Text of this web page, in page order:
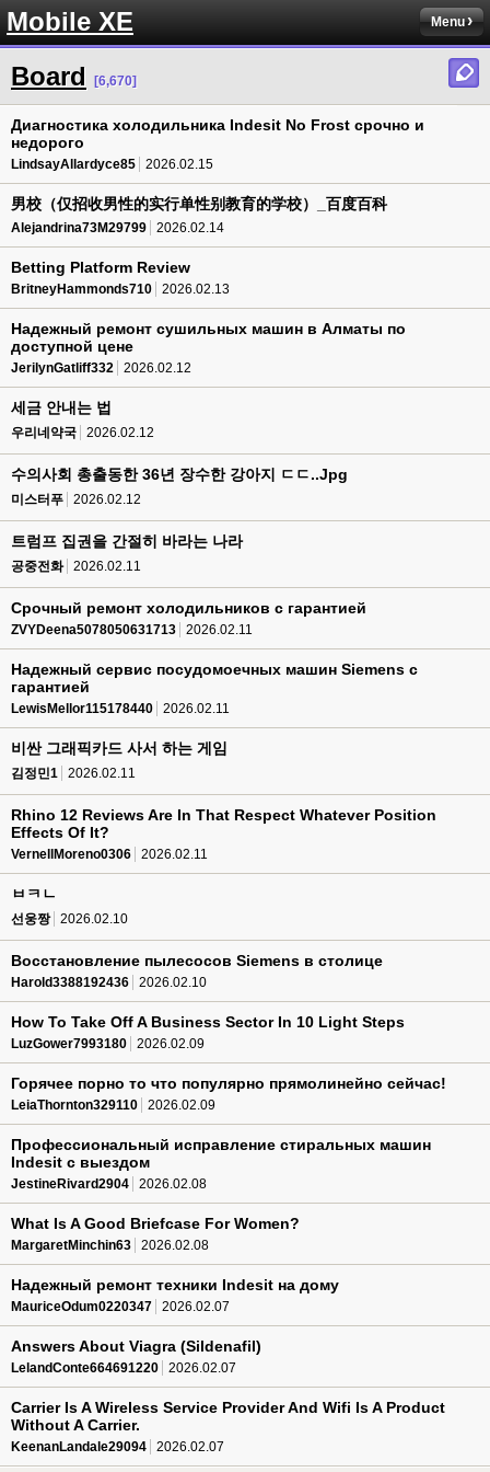
Mobile XE Menu
Board [6,670]
Диагностика холодильника Indesit No Frost срочно и
недорого
LindsayAllardyce85 2026.02.15
男校（仅招收男性的实行单性别教育的学校）_百度百科
Alejandrina73M29799 2026.02.14
Betting Platform Review
BritneyHammonds710 2026.02.13
Надежный ремонт сушильных машин в Алматы по
доступной цене
JerilynGatliff332 2026.02.12
세금 안내는 법
우리네약국 2026.02.12
수의사회 총출동한 36년 장수한 강아지 ㄷㄷ..Jpg
미스터푸 2026.02.12
트럼프 집권을 간절히 바라는 나라
공중전화 2026.02.11
Срочный ремонт холодильников с гарантией
ZVYDeena5078050631713 2026.02.11
Надежный сервис посудомоечных машин Siemens с
гарантией
LewisMellor115178440 2026.02.11
비싼 그래픽카드 사서 하는 게임
김정민1 2026.02.11
Rhino 12 Reviews Are In That Respect Whatever Position
Effects Of It?
VernellMoreno0306 2026.02.11
ㅂㅋㄴ
선웅짱 2026.02.10
Восстановление пылесосов Siemens в столице
Harold3388192436 2026.02.10
How To Take Off A Business Sector In 10 Light Steps
LuzGower7993180 2026.02.09
Горячее порно то что популярно прямолинейно сейчас!
LeiaThornton329110 2026.02.09
Профессиональный исправление стиральных машин
Indesit с выездом
JestineRivard2904 2026.02.08
What Is A Good Briefcase For Women?
MargaretMinchin63 2026.02.08
Надежный ремонт техники Indesit на дому
MauriceOdum0220347 2026.02.07
Answers About Viagra (Sildenafil)
LelandConte664691220 2026.02.07
Carrier Is A Wireless Service Provider And Wifi Is A Product
Without A Carrier.
KeenanLandale29094 2026.02.07